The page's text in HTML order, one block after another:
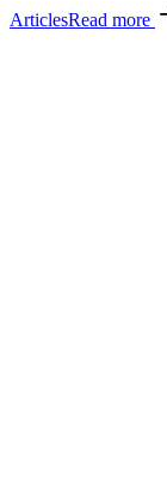
ArticlesRead more